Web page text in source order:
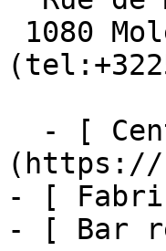
(https://
- [
- [ Bar